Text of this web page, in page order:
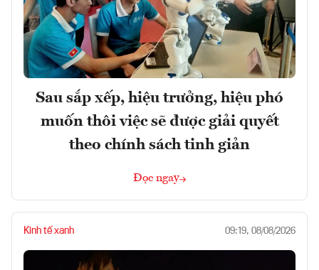
Sau sắp xếp, hiệu trưởng, hiệu phó
muốn thôi việc sẽ được giải quyết
theo chính sách tinh giản
Đọc ngay
Kinh tế xanh 09:19, 08/08/2026